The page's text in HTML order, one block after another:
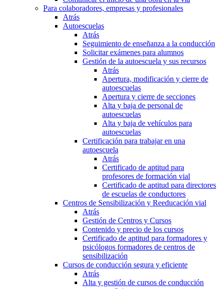
Para colaboradores, empresas y profesionales
Atrás
Autoescuelas
Atrás
Seguimiento de enseñanza a la conducción
Solicitar exámenes para alumnos
Gestión de la autoescuela y sus recursos
Atrás
Apertura, modificación y cierre de
autoescuelas
Apertura y cierre de secciones
Alta y baja de personal de
autoescuelas
Alta y baja de vehículos para
autoescuelas
Certificación para trabajar en una
autoescuela
Atrás
Certificado de aptitud para
profesores de formación vial
Certificado de aptitud para directores
de escuelas de conductores
Centros de Sensibilización y Reeducación vial
Atrás
Gestión de Centros y Cursos
Contenido y precio de los cursos
Certificado de aptitud para formadores y
psicólogos formadores de centros de
sensibilización
Cursos de conducción segura y eficiente
Atrás
Alta y gestión de cursos de conducción